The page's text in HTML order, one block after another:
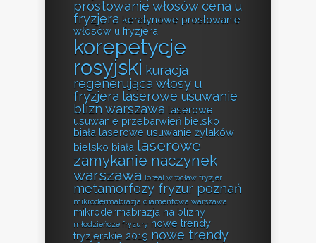
prostowanie włosów cena u
fryzjera keratynowe prostowanie
włosów u fryzjera
korepetycje
rosyjski kuracja
regenerująca włosy u
fryzjera laserowe usuwanie
blizn warszawa laserowe
usuwanie przebarwień bielsko
biała laserowe usuwanie żylaków
bielsko biała laserowe
zamykanie naczynek
warszawa
loreal wrocław fryzjer
metamorfozy fryzur poznań
mikrodermabrazja diamentowa warszawa
mikrodermabrazja na blizny
młodzieńcze fryzury nowe trendy
fryzjerskie 2019 nowe trendy